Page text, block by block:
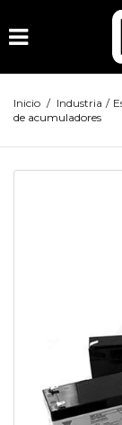
Inicio / Industria /
de acumuladores